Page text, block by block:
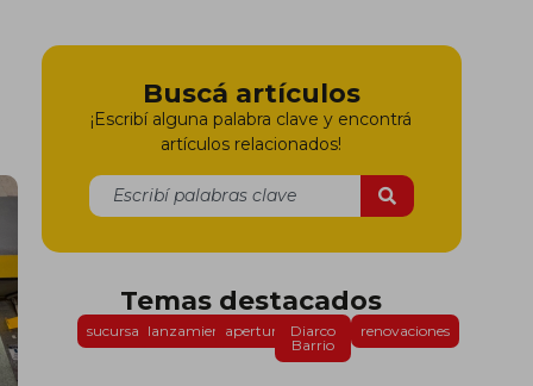
Buscá artículos
¡Escribí alguna palabra clave y encontrá
artículos relacionados!
Temas destacados
sucursaleslanzamientosaperturasDiarco
Barrio
renovaciones